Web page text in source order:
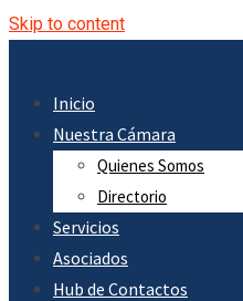
Skip to content
Inicio
Nuestra Cámara
Quienes Somos
Directorio
Servicios
Asociados
Hub de Contactos